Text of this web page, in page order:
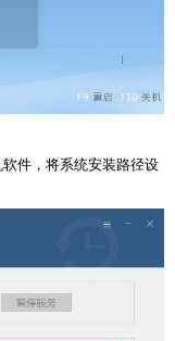
件，将系统安装路径设